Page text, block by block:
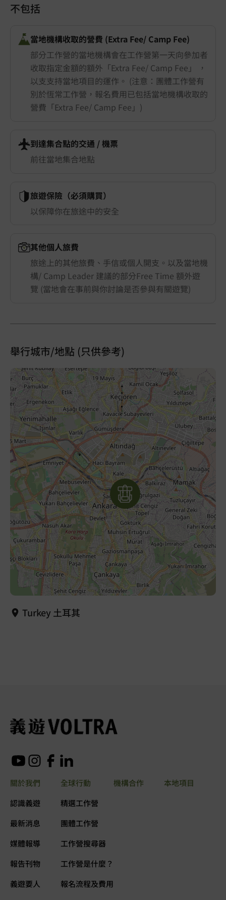
不包括
當地機構收取的營費 (Extra Fee/ Camp Fee)
部分工作營的當地機構會在工作營第一天向參加者
收取指定金額的額外「Extra Fee/ Camp Fee」 ，
以支支持當地項目的運作。 (注意：團體工作營有
別於恆常工作營，報名費用已包括當地機構收取的
營費「Extra Fee/ Camp Fee」)
到達集合點的交通 ​/ 機票
前往當地集合地點
旅遊保險（必須購買）
以保障你在旅途中的安全
其他個人旅費
旅途上的其他旅費、手信或個人開支。以及當地機
構/ Camp Leader 建議的部分Free Time 額外遊
覽 (當地會在事前與你討論是否參與有關遊覽)
舉行城市/地點 (只供參考)
Turkey 土耳其
關於我們
認識義遊
最新消息
媒體報導
報告刊物
義遊要人
全球行動
精選工作營
團體工作營
工作營搜尋器
工作營是什麼？
報名流程及費用
本地項目
機構合作